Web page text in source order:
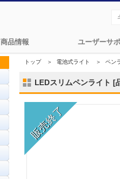
商品情報 ユーザーサ
トップ＞ 電池式ライト ＞ ペン
LEDスリムペンライト [